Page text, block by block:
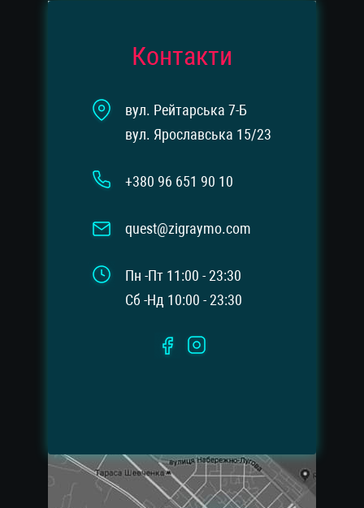
Контакти
вул. Рейтарська 7-Б
вул. Ярославська 15/23
+380 96 651 90 10
quest@zigraymo.com
Пн -Пт 11:00 - 23:30
Сб -Нд 10:00 - 23:30